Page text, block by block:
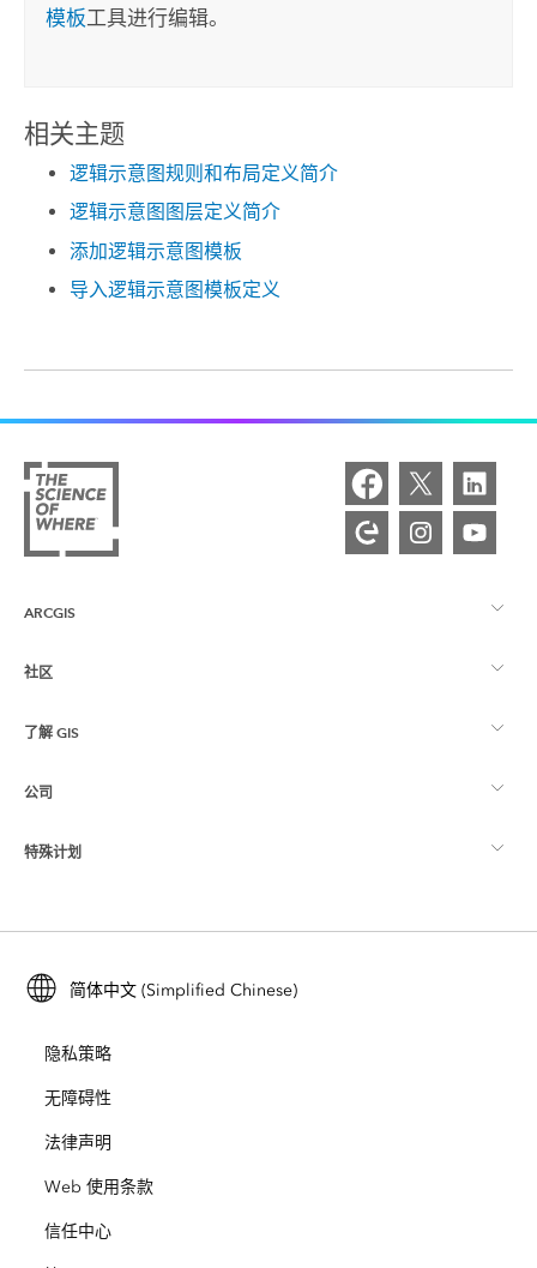
模板工具进行编辑。
相关主题
逻辑示意图规则和布局定义简介
逻辑示意图图层定义简介
添加逻辑示意图模板
导入逻辑示意图模板定义
ARCGIS
ArcGIS 概览
制图
Esri Store
社区
Esri 社区
ArcGIS 博客
用户研究和测试
Esri 年轻专家关系网
了解 GIS
什么是 GIS？
位置智能
培训
ArcUser
ArcNews
ArcWatch
Esri Press
公司
关于 Esri
招贤纳士
开放视野
业务行为准则
特殊计划
ArcGIS for Student Use
保护
教育
简体中文 (Simplified Chinese)
隐私策略
无障碍性
法律声明
Web 使用条款
信任中心